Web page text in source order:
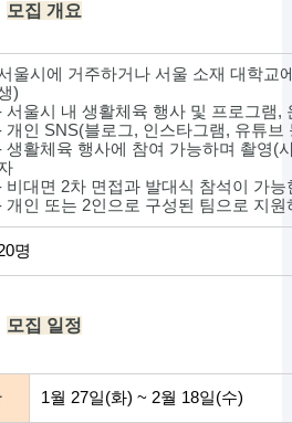
모집 개요
울시에 거주하거나 서울 소재 대학교
)
서울시 내 생활체육 행사 및 프로그램,
개인 SNS(블로그, 인스타그램, 유튜
생활체육 행사에 참여 가능하며 촬영(
비대면 2차 면접과 발대식 참석이 가능
개인 또는 2인으로 구성된 팀으로 지원
명
모집 일정
1월 27일(화) ~ 2월 18일(수)